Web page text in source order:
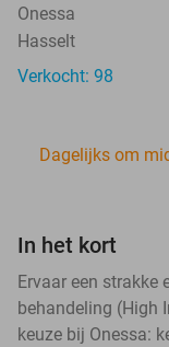
Onessa
Hasselt
Verkocht: 98
Dagelijks om
In het kort
Ervaar een strakke
behandeling (High
keuze bij Onessa: